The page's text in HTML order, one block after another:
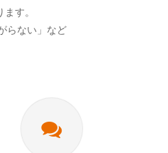
す。
らない」など